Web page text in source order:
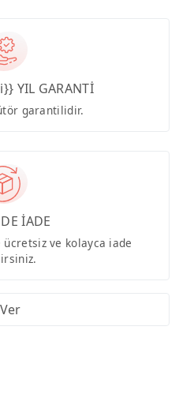
YIL GARANTİ
garantilidir.
İADE
ve kolayca iade